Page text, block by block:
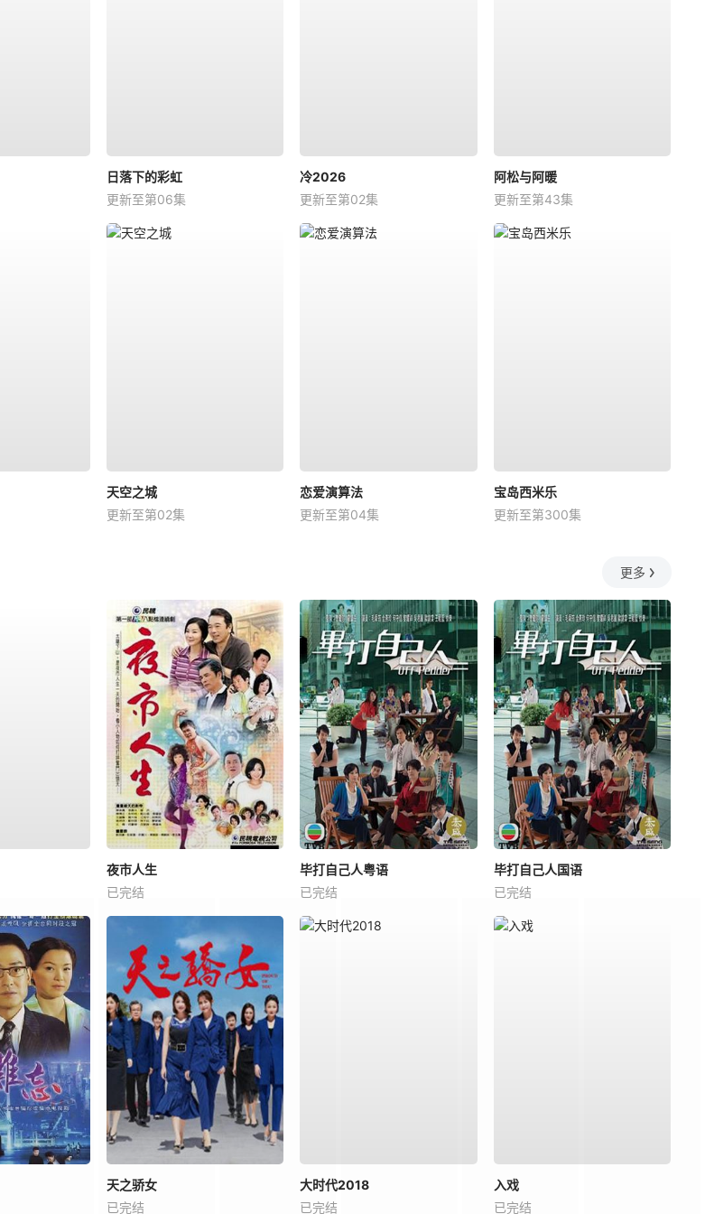
日落下的彩虹
更新至第06集
冷2026
更新至第02集
阿松与阿暖
更新至第43集
天空之城
更新至第02集
恋爱演算法
更新至第04集
宝岛西米乐
更新至第300集
更多
夜市人生
已完结
毕打自己人粤语
已完结
毕打自己人国语
已完结
天之骄女
已完结
大时代2018
已完结
入戏
已完结